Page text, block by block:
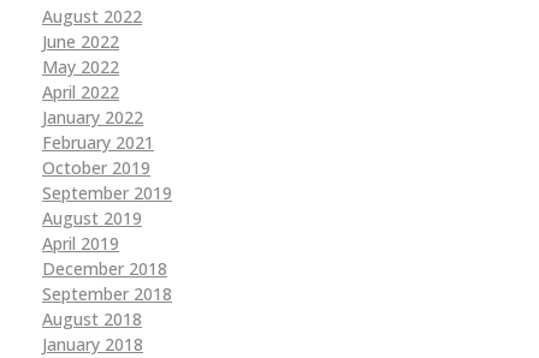
August 2022
June 2022
May 2022
April 2022
January 2022
February 2021
October 2019
September 2019
August 2019
April 2019
December 2018
September 2018
August 2018
January 2018